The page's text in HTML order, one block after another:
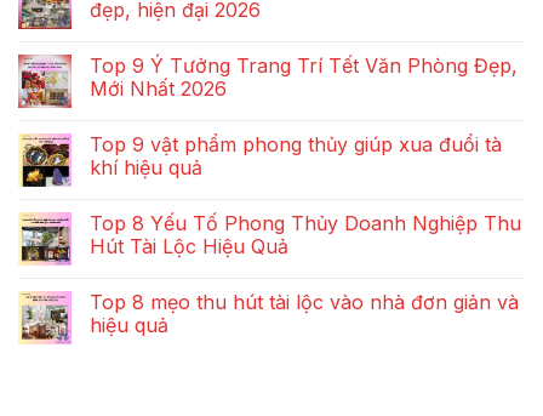
đẹp, hiện đại 2026
Top 9 Ý Tưởng Trang Trí Tết Văn Phòng Đẹp,
Mới Nhất 2026
Top 9 vật phẩm phong thủy giúp xua đuổi tà
khí hiệu quả
Top 8 Yếu Tố Phong Thủy Doanh Nghiệp Thu
Hút Tài Lộc Hiệu Quả
Top 8 mẹo thu hút tài lộc vào nhà đơn giản và
hiệu quả